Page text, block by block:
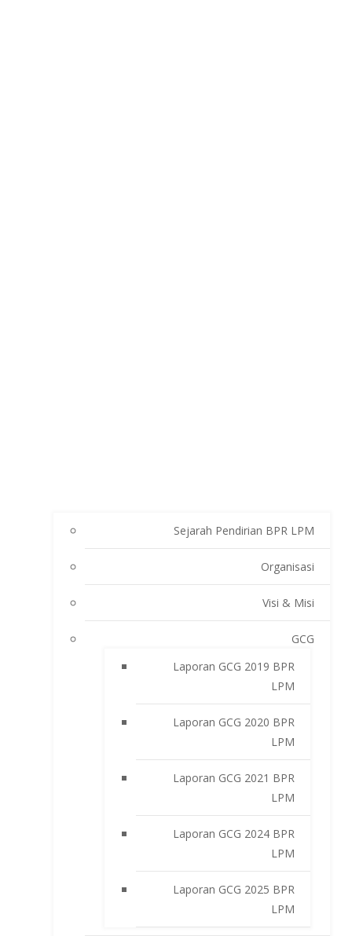
Sejarah Pendirian BPR LPM
Organisasi
Visi & Misi
GCG
Laporan GCG 2019 BPR
LPM
Laporan GCG 2020 BPR
LPM
Laporan GCG 2021 BPR
LPM
Laporan GCG 2024 BPR
LPM
Laporan GCG 2025 BPR
LPM